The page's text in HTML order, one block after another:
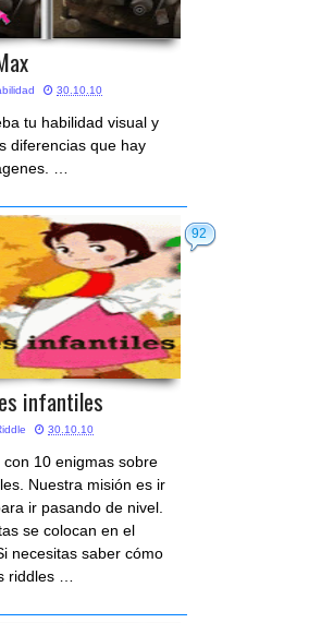
30.10.10
tu habilidad visual y
diferencias que hay
…
92
infantiles
30.10.10
con 10 enigmas sobre
Nuestra misión es ir
ir pasando de nivel.
se colocan en el
necesitas saber cómo
riddles …